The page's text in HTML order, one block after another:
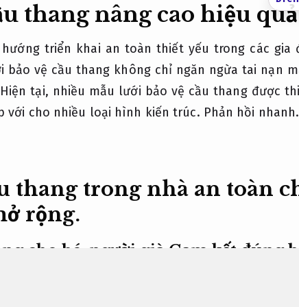
thang nâng cao hiệu
triển khai an toàn thiết yếu trong các gia
bảo vệ cầu thang không chỉ ngăn ngừa tai nạn
tại, nhiều mẫu lưới bảo vệ cầu thang được
với cho nhiều loại hình kiến trúc. Phản hồi nhanh.
thang trong nhà an toàn
rộng.
cho bé, người già Cam kết đúng